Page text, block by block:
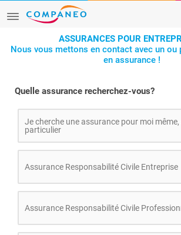
ASSURANCES POUR
Nous vous mettons en contact avec un ou
en assurance !
Quelle assurance recherchez-vous?
Je cherche une assurance pour moi
particulier
Assurance Responsabilité Civile Entreprise
Assurance Responsabilité Civile